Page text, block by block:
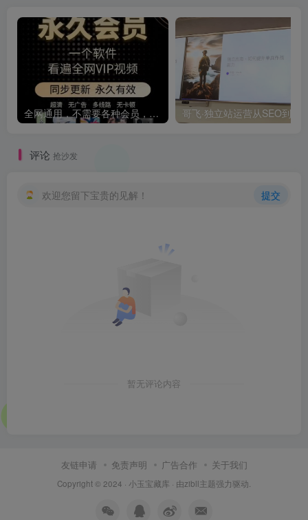
全网通用，不需要各种会员，再也不缺电影看！！
评论 抢沙发
欢迎您留下宝贵的见解！ 提交
暂无评论内容
友链申请 免责声明 广告合作 关于我们
Copyright © 2024 · 小玉宝藏库 · 由zibll主题强力驱动.